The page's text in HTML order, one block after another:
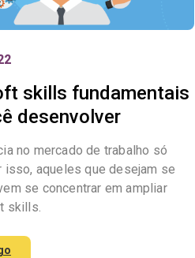
skills fundamentais
desenvolver
no mercado de trabalho só
isso, aqueles que desejam se
se concentrar em ampliar
skills.